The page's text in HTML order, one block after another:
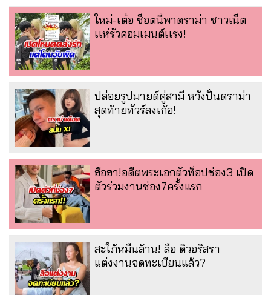
ใหม่-เต๋อ ช็อตนี้พาดราม่า ชาวเน็ต
เเห่รัวคอมเมนต์เเรง!
ปล่อยรูปมายด์คู่สามี หวังปั่นดราม่า
สุดท้ายทัวร์ลงเก้อ!
ฮือฮา!อดีตพระเอกตัวท็อปช่อง3 เปิด
ตัวร่วมงานช่อง7ครั้งแรก
สะใภ้หมื่นล้าน! ลือ ดิวอริสรา
แต่งงานจดทะเบียนแล้ว?